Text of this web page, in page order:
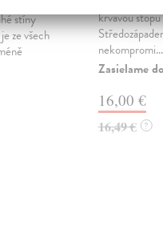
stíny
ze všech
krvavou
nekompromi...
Zasielame
16,00 €
16,49 € ?